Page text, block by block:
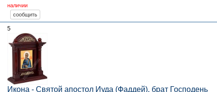
наличии
5
Икона - Святой апостол Иуда (Фаддей), брат Господень